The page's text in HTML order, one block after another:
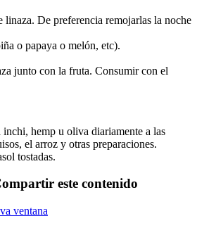
linaza. De preferencia remojarlas la noche
o papaya o melón, etc).
junto con la fruta. Consumir con el
inchi, hemp u oliva diariamente a las
el arroz y otras preparaciones.
tostadas.
este contenido
ventana